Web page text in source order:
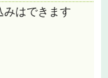
みはできます